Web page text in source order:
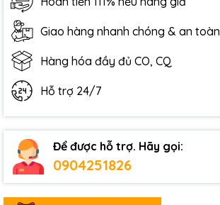
Giao hàng nhanh chóng & an toàn
Hàng hóa đầy đủ CO, CQ
Hỗ trợ 24/7
Để được hỗ trợ. Hãy gọi:
0904251826